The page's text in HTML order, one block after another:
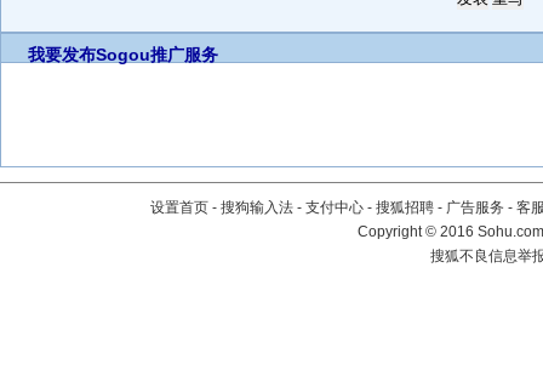
我要发布Sogou推广服务
设置首页 - 搜狗输入法 - 支付中心 - 搜狐招聘 - 广告服务 - 客
Copyright©2016
搜狐不良信息举